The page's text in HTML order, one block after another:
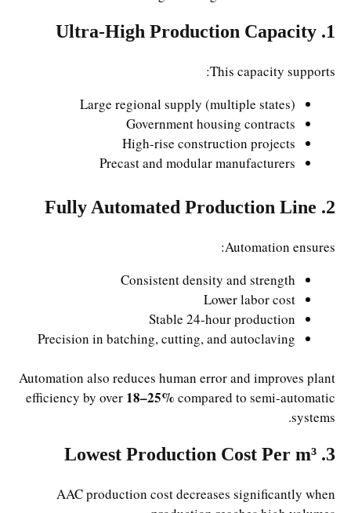
1. Ultra-High Production Capacity
This capacity supports:
Large regional supply (multiple states)
Government housing contracts
High-rise construction projects
Precast and modular manufacturers
2. Fully Automated Production Line
Automation ensures:
Consistent density and strength
Lower labor cost
Stable 24-hour production
Precision in batching, cutting, and autoclaving
Automation also reduces human error and improves plant
efficiency by over18–25%compared to semi-automatic
systems.
3. Lowest Production Cost Per m³
AAC production cost decreases significantly when